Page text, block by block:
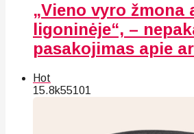
„Vieno vyro žmona
ligoninėje“, –
pasakojimas apie
Hot
15.8k55101